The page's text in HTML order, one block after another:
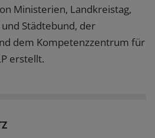
Ministerien, Landkreistag,
Städtebund, der
dem Kompetenzzentrum für
erstellt.